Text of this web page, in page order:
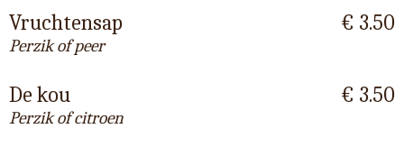
Vruchtensap
Perzik of peer
€ 3.50
De kou
Perzik of citroen
€ 3.50